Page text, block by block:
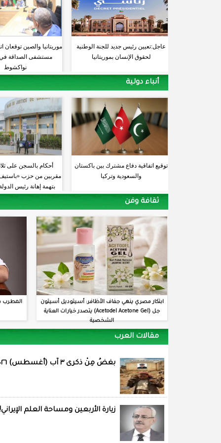
عاجل:تعيين رئيس جديد للجنة الوطنية
لحقوق الإنسان بموريتانيا
موريتانيا والصين توقعان
مستشفى الصداقة في
نواكشوط
أنباء دولية
توقيع اتفاقية دفاع مشترك بين باكستان
والسعودية وتركيا
أحكام بالسجن على
مقربين من حزب «باستيف»
بتهمة إهانة رئيس
ثقافة وفن
ابتكار مصري ينهي جفاف الأظافر: أسيتوديل أسيتون
جل (Acetodel Acetone Gel) يتصدر خيارات العناية
الشخصية
المطرب
مقالات العرب
بغضُ مِنْ ذكرى ٣ آب (أغسطس) ٢٠٢٦
زيارة الأربعين ومساحة العلم الإيراني!